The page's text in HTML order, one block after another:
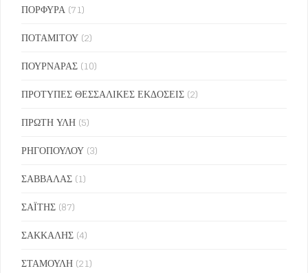
ΠΟΡΦΥΡΑ (71)
ΠΟΤΑΜΙΤΟΥ (2)
ΠΟΥΡΝΑΡΑΣ (10)
ΠΡΟΤΥΠΕΣ ΘΕΣΣΑΛΙΚΕΣ ΕΚΔΟΣΕΙΣ (2)
ΠΡΩΤΗ ΥΛΗ (5)
ΡΗΓΟΠΟΥΛΟΥ (3)
ΣΑΒΒΑΛΑΣ (1)
ΣΑΪΤΗΣ (87)
ΣΑΚΚΑΛΗΣ (4)
ΣΤΑΜΟΥΛΗ (21)